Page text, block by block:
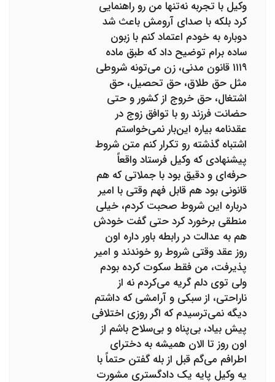
وکیل با تجربه نه‌تنها من رو راهنمایی
کرد بلکه با صدای آرومش باعث شد
دوباره به خودم اعتماد کنم با زبون
ساده برام توضیح داد که طبق ماده
۱۱۱۹ قانون مدنی، زن می‌تونه شروطی
مثل حق طلاق، حق تحصیل، حق
اشتغال، حق خروج از کشور و حتی
حضانت فرزند رو با توافق زوج در
عقدنامه بیاره این‌بار نمی‌خواستم
اشتباه گذشته رو تکرار کنم متن شروط
پیشنهادی که وکیل فرستاد واقعاً
حرفه‌ای و دقیق بود با جملاتی که هم
قانونی بود هم قابل فهم وقتی با امیر
درباره این شروط صحبت کردم، خیلی
منطقی برخورد کرد حتی گفت خودش
هم به عدالت در رابطه باور داره اون
روز عقد وقتی شروط رو خوندند و امیر
پذیرفت، من فقط سکوت کرده بودم
ولی توی دلم گریه می‌کردم نه از
ناراحتی، از سبکی و آرامشی که داشتم
دیگه نمی‌ترسیدم که اگر روزی اختلافی
پیش بیاد، بی‌پناه و بی‌سلاح باشم از
اون روز تا الان همیشه به دخترای
اطرافم می‌گم قبل از بله گفتن حتماً با
یه وکیل پایه یک دادگستری مشورت